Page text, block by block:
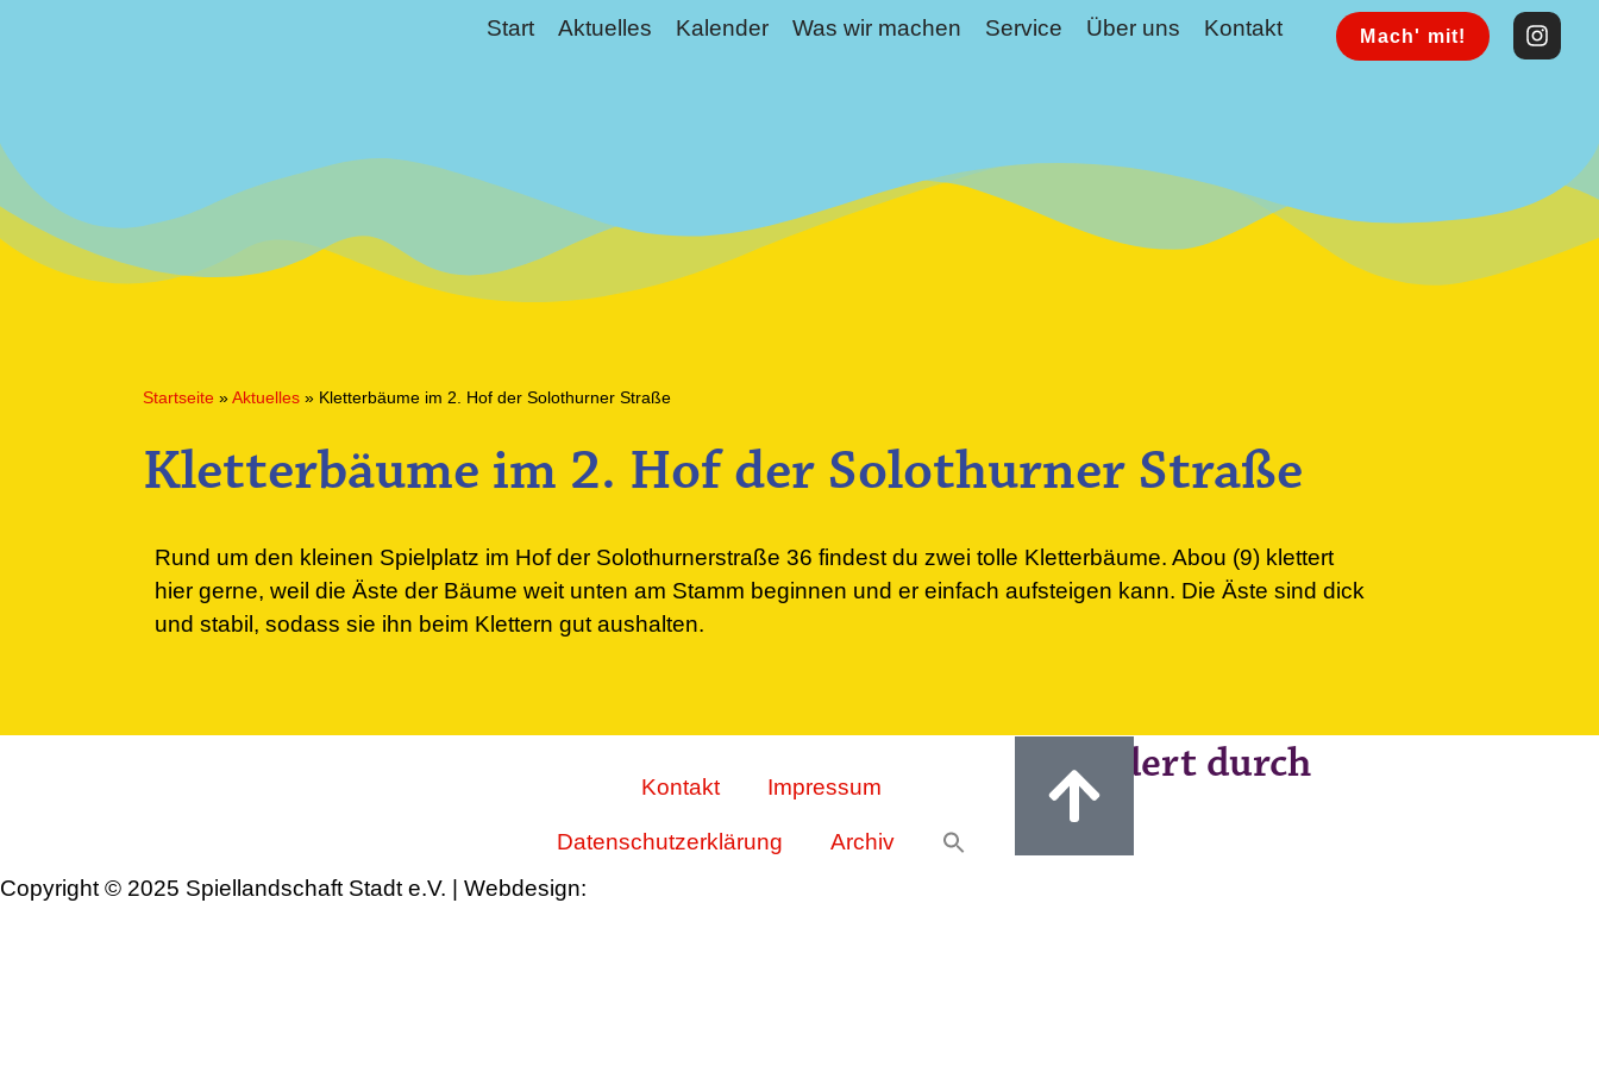
Start Aktuelles Kalender Was wir machen Service Über uns Kontakt Mach' mit!
Startseite »Aktuelles » Kletterbäume im 2. Hof der Solothurner Straße
Kletterbäume im 2. Hof der Solothurner Straße
Rund um den kleinen Spielplatz im Hof der Solothurnerstraße 36 findest du zwei tolle Kletterbäume. Abou (9) klettert
hier gerne, weil die Äste der Bäume weit unten am Stamm beginnen und er einfach aufsteigen kann. Die Äste sind dick
und stabil, sodass sie ihn beim Klettern gut aushalten.
Kontakt Impressum
Datenschutzerklärung Archiv
Gefördert durch
Copyright © 2025 Spiellandschaft Stadt e.V. | Webdesign: